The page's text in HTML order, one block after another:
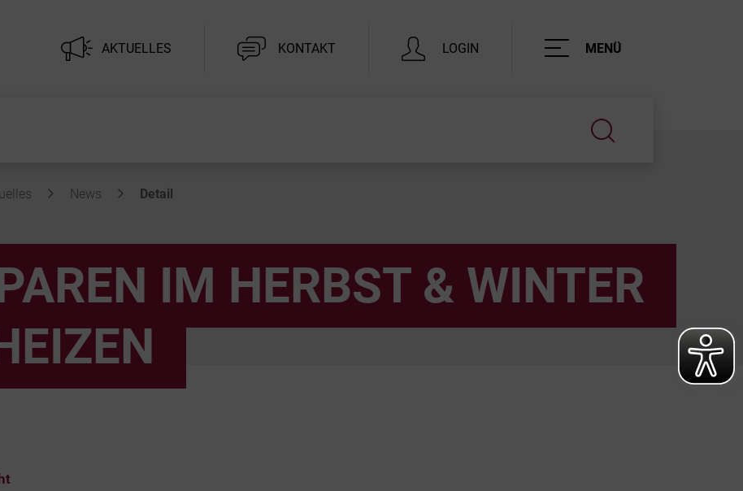
AKTUELLES KONTAKT LOGIN Hauptnavigation
MENÜ
News Detail
IM HERBST & WINTER